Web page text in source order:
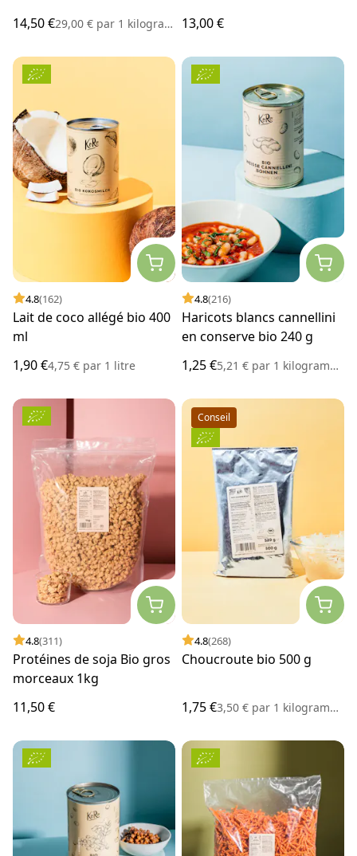
14,50 €29,00 € par 1 kilogramme 13,00 €
4.8(162)
Lait de coco allégé bio 400
ml
1,90 €4,75 € par 1 litre
4.8(216)
Haricots blancs cannellini
en conserve bio 240 g
1,25 €5,21 € par 1 kilogramme
4.8(311)
Protéines de soja Bio gros
morceaux 1kg
11,50 €
Conseil
4.8(268)
Choucroute bio 500 g
1,75 €3,50 € par 1 kilogramme